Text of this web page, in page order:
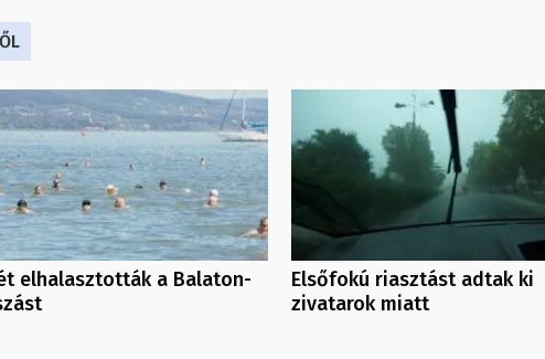
elhalasztották a Balaton-
Elsőfokú riasztást adtak ki
zivatarok miatt